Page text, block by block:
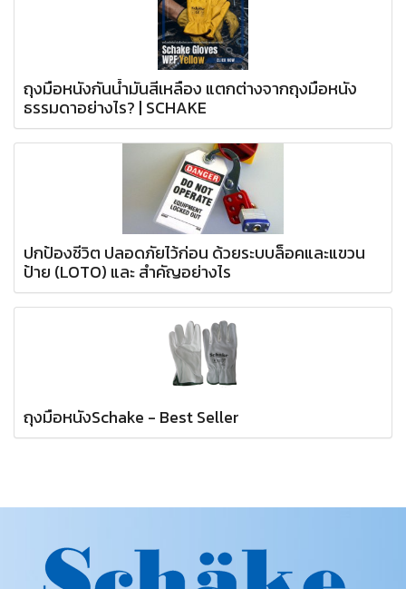
ถุงมือหนังกันน้ำมันสีเหลือง แตกต่างจากถุงมือหนัง
ธรรมดาอย่างไร? | SCHAKE
ปกป้องชีวิต ปลอดภัยไว้ก่อน ด้วยระบบล็อคและแขวน
ป้าย (LOTO) และ สำคัญอย่างไร
ถุงมือหนังSchake - Best Seller